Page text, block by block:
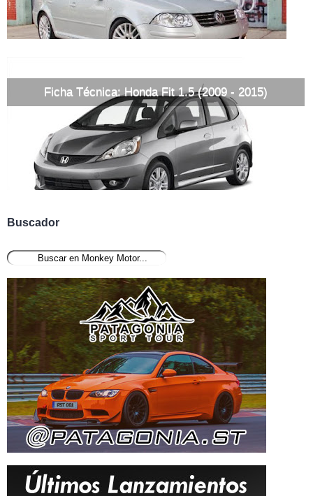
Ficha Técnica: Honda Fit 1.5 (2009 - 2015)
Buscador